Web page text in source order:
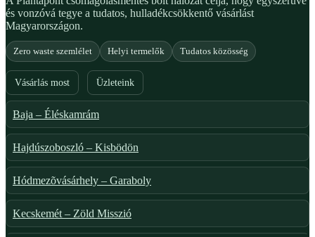
és vonzóvá tegye a tudatos, hulladékcsökkentő vásárlást
Magyarországon.
Zero waste szemlélet Helyi termelők Tudatos közösség
Vásárlás most Üzleteink
Baja – Éléskamrám
Hajdúszoboszló – Kisbödön
Hódmezõvásárhely – Garaboly
Kecskemét – Zöld Misszió